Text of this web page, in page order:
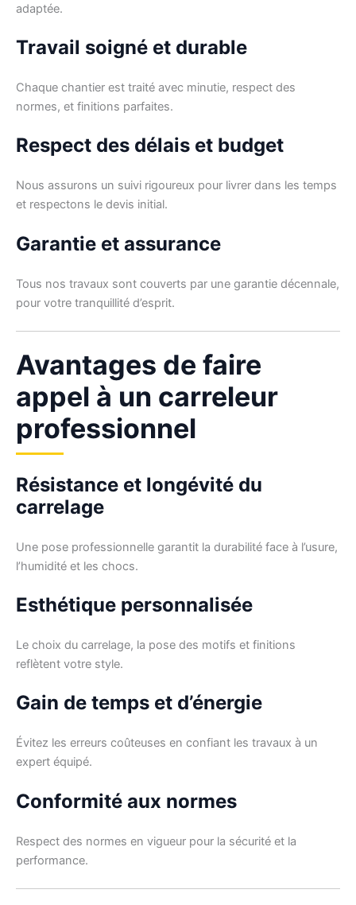
adaptée.
Travail soigné et durable
Chaque chantier est traité avec minutie, respect des
normes, et finitions parfaites.
Respect des délais et budget
Nous assurons un suivi rigoureux pour livrer dans les temps
et respectons le devis initial.
Garantie et assurance
Tous nos travaux sont couverts par une garantie décennale,
pour votre tranquillité d’esprit.
Avantages de faire
appel à un carreleur
professionnel
Résistance et longévité du
carrelage
Une pose professionnelle garantit la durabilité face à l’usure,
l’humidité et les chocs.
Esthétique personnalisée
Le choix du carrelage, la pose des motifs et finitions
reflètent votre style.
Gain de temps et d’énergie
Évitez les erreurs coûteuses en confiant les travaux à un
expert équipé.
Conformité aux normes
Respect des normes en vigueur pour la sécurité et la
performance.